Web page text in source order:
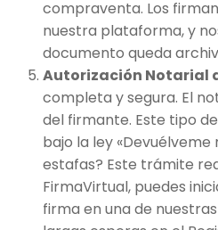
compraventa. Los
nuestra plataforma, y
documento queda
Autorización Notarial
completa y segura. El
del firmante. Este tipo
bajo la ley
estafas? Este trámite
FirmaVirtual, puedes
firma en una de